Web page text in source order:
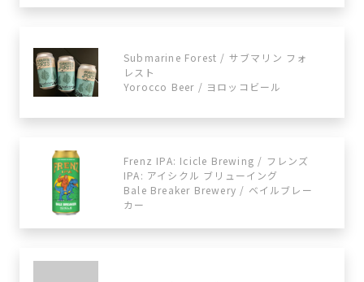
Submarine Forest / サブマリン フォ
レスト
Yorocco Beer / ヨロッコビール
Frenz IPA: Icicle Brewing / フレンズ
IPA: アイシクル ブリューイング
Bale Breaker Brewery / ベイルブレー
カー